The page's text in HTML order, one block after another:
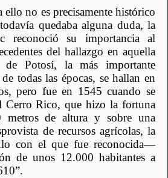
no es precisamente histórico
quedaba alguna duda, la
reconoció su importancia al
del hallazgo en aquella
Potosí, la más importante
todas las épocas, se hallan en
pero fue en 1545 cuando se
Cerro Rico, que hizo la fortuna
de altura y sobre una
de recursos agrícolas, la
con el que fue reconocida—
de unos 12.000 habitantes a